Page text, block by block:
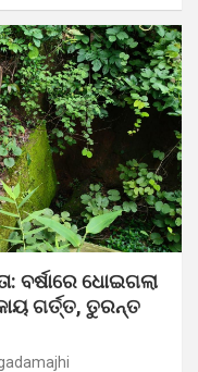
ବର୍ଷାରେ ଧୋଇଗଲା
ଗର୍ତ୍ତ, ତୁରନ୍ତ